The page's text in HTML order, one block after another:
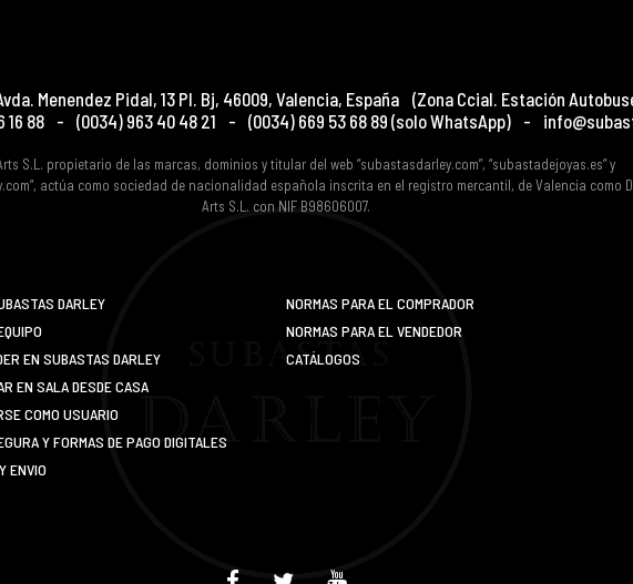
Menendez Pidal, 13 Pl. Bj, 46009, Valencia, España (Zona Ccial. Estación
16 88 - (0034) 963 40 48 21 - (0034) 669 53 68 89 (solo WhatsApp) -
S.L. propietario de las marcas, dominios y titular del web “subastasdarley.com”, “subastadejoyas.es” y
actúa como sociedad de nacionalidad española inscrita en el registro mercantil, de Valencia como
Arts S.L. con NIF B98606007.
DARLEY
EN SUBASTAS DARLEY
EN SALA DESDE CASA
COMO USUARIO
Y FORMAS DE PAGO DIGITALES
ENVIO
NORMAS PARA EL COMPRADOR
NORMAS PARA EL VENDEDOR
CATÁLOGOS